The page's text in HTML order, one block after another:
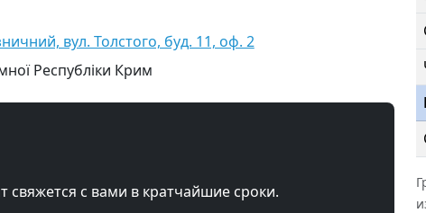
вул. Толстого, буд. 11, оф. 2
Республіки Крим
свяжется с вами в кратчайшие сроки.